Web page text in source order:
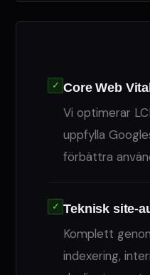
✓ Core Web
Vi optimerar
uppfylla
förbättra
✓ Teknisk site-
Komplett
indexering,